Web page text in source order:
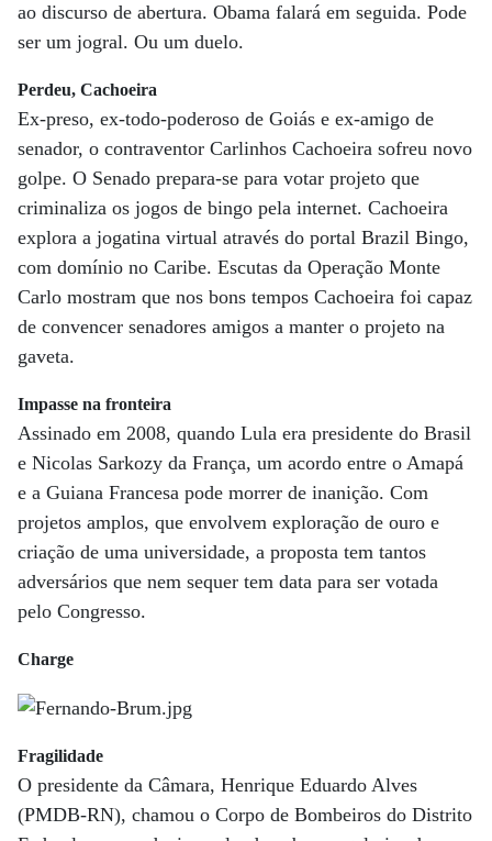
ao discurso de abertura. Obama falará em seguida. Pode
ser um jogral. Ou um duelo.
Perdeu, Cachoeira
Ex-preso, ex-todo-poderoso de Goiás e ex-amigo de
senador, o contraventor Carlinhos Cachoeira sofreu novo
golpe. O Senado prepara-se para votar projeto que
criminaliza os jogos de bingo pela internet. Cachoeira
explora a jogatina virtual através do portal Brazil Bingo,
com domínio no Caribe. Escutas da Operação Monte
Carlo mostram que nos bons tempos Cachoeira foi capaz
de convencer senadores amigos a manter o projeto na
gaveta.
Impasse na fronteira
Assinado em 2008, quando Lula era presidente do Brasil
e Nicolas Sarkozy da França, um acordo entre o Amapá
e a Guiana Francesa pode morrer de inanição. Com
projetos amplos, que envolvem exploração de ouro e
criação de uma universidade, a proposta tem tantos
adversários que nem sequer tem data para ser votada
pelo Congresso.
Charge
Fragilidade
O presidente da Câmara, Henrique Eduardo Alves
(PMDB-RN), chamou o Corpo de Bombeiros do Distrito